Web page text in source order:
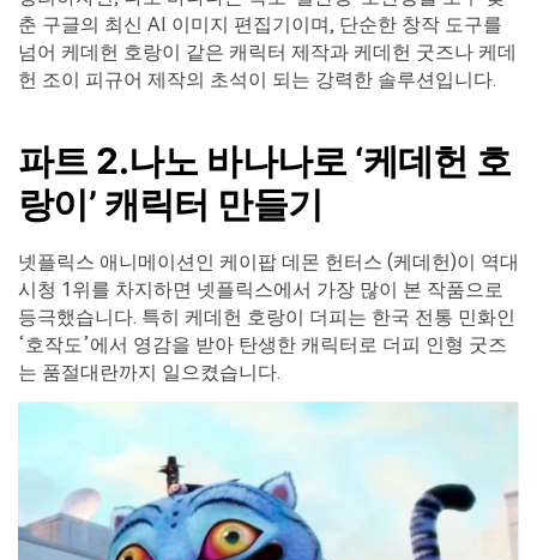
춘 구글의 최신 AI 이미지 편집기이며, 단순한 창작 도구를
넘어 케데헌 호랑이 같은 캐릭터 제작과 케데헌 굿즈나 케데
헌 조이 피규어 제작의 초석이 되는 강력한 솔루션입니다.
파트 2.나노 바나나로 ‘케데헌 호
랑이’ 캐릭터 만들기
넷플릭스 애니메이션인 케이팝 데몬 헌터스 (케데헌)이 역대
시청 1위를 차지하면 넷플릭스에서 가장 많이 본 작품으로
등극했습니다. 특히 케데헌 호랑이 더피는 한국 전통 민화인
‘호작도’에서 영감을 받아 탄생한 캐릭터로 더피 인형 굿즈
는 품절대란까지 일으켰습니다.